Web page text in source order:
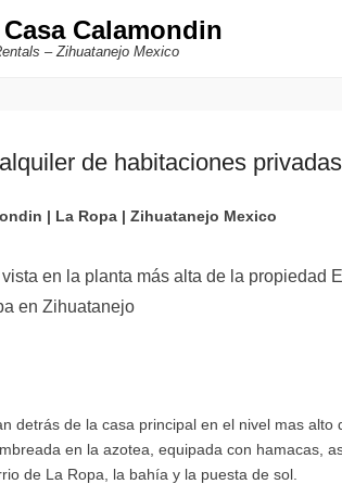
Calamondin
– Zihuatanejo Mexico
de habitaciones
| La Ropa | Zihuatanejo Mexico
en la planta más alta de la propiedad
en Zihuatanejo
detrás de la casa principal en el nivel mas alto
en la azotea, equipada con hamacas,
de La Ropa, la bahía y la puesta de sol.